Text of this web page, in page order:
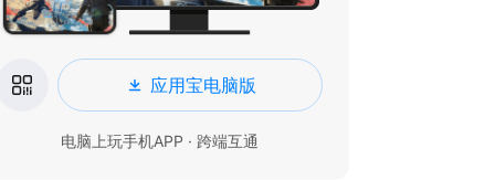
应用宝电脑版
电脑上玩手机APP · 跨端互通